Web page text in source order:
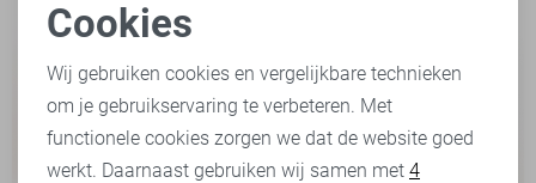
Noodzakelijke cookies
Personalisatie cookies
Analytische cookies
Cookies
Wij gebruiken cookies en vergelijkbare technieken
om je gebruikservaring te verbeteren. Met
functionele cookies zorgen we dat de website goed
werkt. Daarnaast gebruiken wij samen met 4